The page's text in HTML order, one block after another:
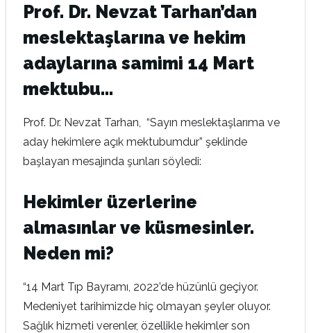
Prof. Dr. Nevzat Tarhan’dan
meslektaşlarına ve hekim
adaylarına samimi 14 Mart
mektubu…
Prof. Dr. Nevzat Tarhan, “Sayın meslektaşlarıma ve
aday hekimlere açık mektubumdur” şeklinde
başlayan mesajında şunları söyledi:
Hekimler üzerlerine
almasınlar ve küsmesinler.
Neden mi?
“14 Mart Tıp Bayramı, 2022’de hüzünlü geçiyor.
Medeniyet tarihimizde hiç olmayan şeyler oluyor.
Sağlık hizmeti verenler, özellikle hekimler son